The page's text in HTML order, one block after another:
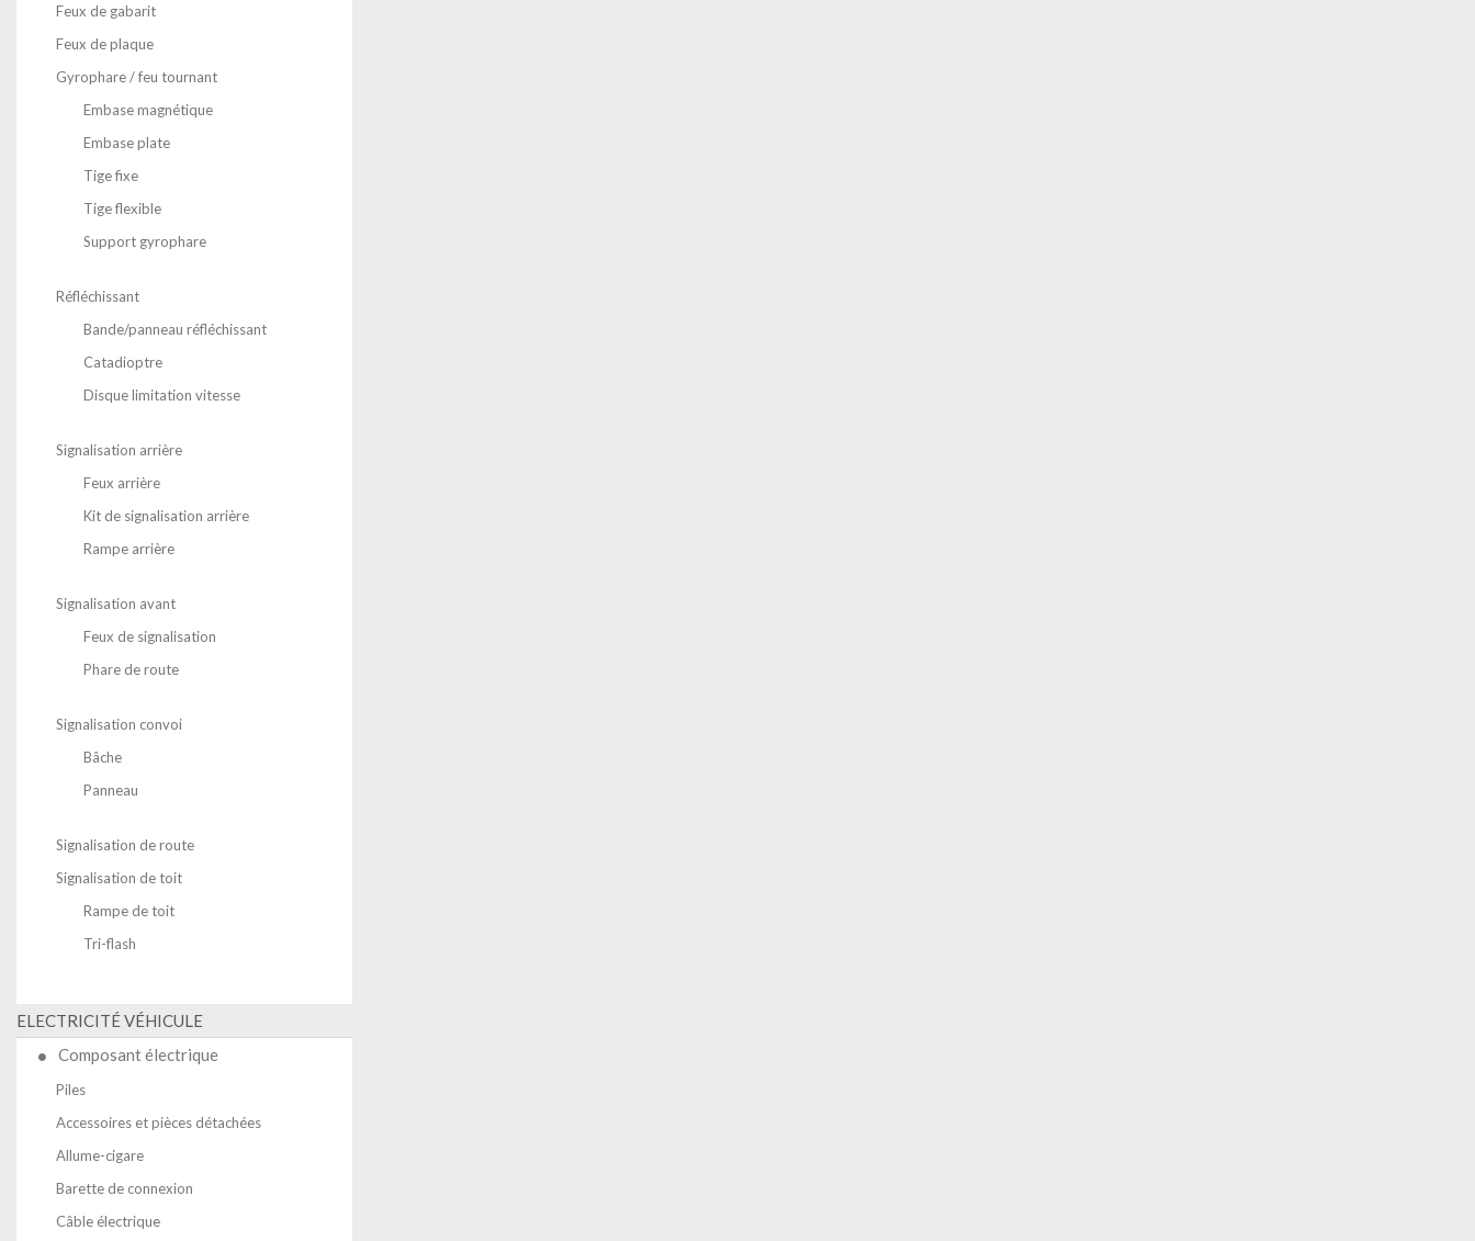
Feux de gabarit
Feux de plaque
Gyrophare / feu tournant
Embase magnétique
Embase plate
Tige fixe
Tige flexible
Support gyrophare
Réfléchissant
Bande/panneau réfléchissant
Catadioptre
Disque limitation vitesse
Signalisation arrière
Feux arrière
Kit de signalisation arrière
Rampe arrière
Signalisation avant
Feux de signalisation
Phare de route
Signalisation convoi
Bâche
Panneau
Signalisation de route
Signalisation de toit
Rampe de toit
Tri-flash
ELECTRICITÉ VÉHICULE
Composant électrique
Piles
Accessoires et pièces détachées
Allume-cigare
Barette de connexion
Câble électrique